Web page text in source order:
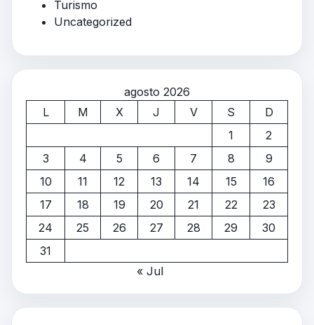
Turismo
Uncategorized
agosto 2026
L
M X J V S
D
1
2
3
4 5 6 7 8
9
10
11 12 13 14 15
16
17
18 19 20 21 22
23
24
25 26 27 28 29
30
31
« Jul